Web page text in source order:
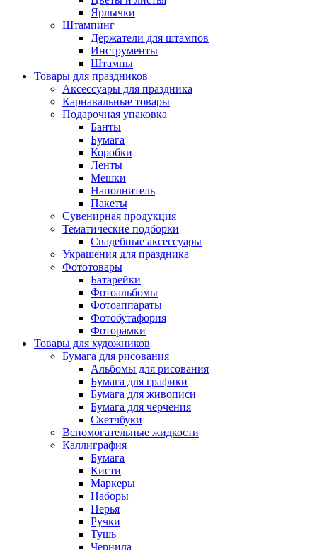
Ярлычки
Штампинг
Держатели для штампов
Инструменты
Штампы
Товары для праздников
Аксессуары для праздника
Карнавальные товары
Подарочная упаковка
Банты
Бумага
Коробки
Ленты
Мешки
Наполнитель
Пакеты
Сувенирная продукция
Тематические подборки
Свадебные аксессуары
Украшения для праздника
Фототовары
Батарейки
Фотоальбомы
Фотоаппараты
Фотобутафория
Фоторамки
Товары для художников
Бумага для рисования
Альбомы для рисования
Бумага для графики
Бумага для живописи
Бумага для черчения
Скетчбуки
Вспомогательные жидкости
Каллиграфия
Бумага
Кисти
Маркеры
Наборы
Перья
Ручки
Тушь
Чернила